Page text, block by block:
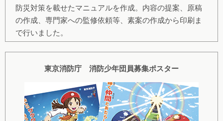
防災対策を載せたマニュアルを作成。内容の提案、原稿
の作成、専門家への監修依頼等、素案の作成から印刷ま
で行いました。
東京消防庁 消防少年団員募集ポスター